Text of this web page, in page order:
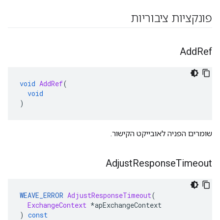
פונקציות ציבוריות
AddRef
void AddRef(
void
)
שומרים הפניה לאובייקט הקישור.
AdjustResponseTimeout
WEAVE_ERROR AdjustResponseTimeout(
ExchangeContext *apExchangeContext
) const